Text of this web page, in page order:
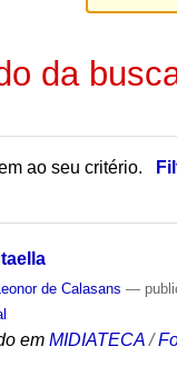
da
ao seu critério.
de Calasans —
em MIDIATECA /